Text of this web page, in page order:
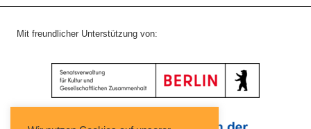
Mit freundlicher Unterstützung von: